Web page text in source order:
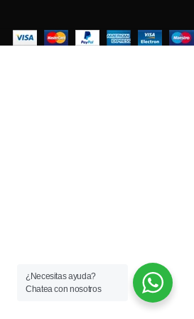
¿Necesitas ayuda?
Chatea con nosotros